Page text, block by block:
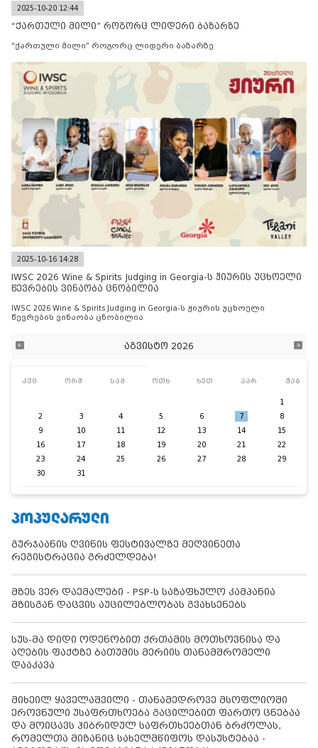
2025-10-20 12:44
“ქართული მილი” როგორც ლიდერი ბაზარზე
“ქართული მილი” როგორც ლიდერი ბაზარზე
2025-10-16 14:28
IWSC 2026 Wine & Spirits Judging in Georgia-ს ჟიურის უცხოელი
წევრების ვინაობა ცნობილია
IWSC 2026 Wine & Spirits Judging in Georgia-ს ჟიურის უცხოელი
წევრების ვინაობა ცნობილია
აგვისტო 2026
კვი ორშ სამ ოთხ ხუთ პარ შაბ
1
2
3 4 5 6 7
8
9
10 11 12 13 14
15
16
17 18 19 20 21
22
23
24 25 26 27 28
29
30
31
ᲞᲝᲞᲣᲚᲐᲠᲣᲚᲘ
გურჯაანის ღვინის ფესტივალზე მეღვინეთა
რეგისტრაცია გრძელდება!
მზეს ვერ დაემალები - PSP-ს საზაფხულო კამპანია
მზისგან დაცვის აუცილებლობას გვახსენებს
სუს-მა დიდი ოდენობით ქრთამის მოთხოვნისა და
აღების ფაქტზე ბათუმის მერიის თანამშრომელი
დააკავა
მიხეილ ყაველაშვილი - თანამედროვე მსოფლიოში
ეროვნული უსაფრთხოება გაცილებით ფართო ცნებაა
და მოიცავს ჰიბრიდულ საფრთხეებთან ბრძოლას,
რომელთა მიზანიც სახელმწიფოს დასუსტებაა -